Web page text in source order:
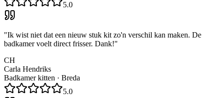
5.0
"Ik wist niet dat een nieuw stuk kit zo'n verschil kan maken. De
badkamer voelt direct frisser. Dank!"
CH
Carla Hendriks
Badkamer kitten · Breda
5.0